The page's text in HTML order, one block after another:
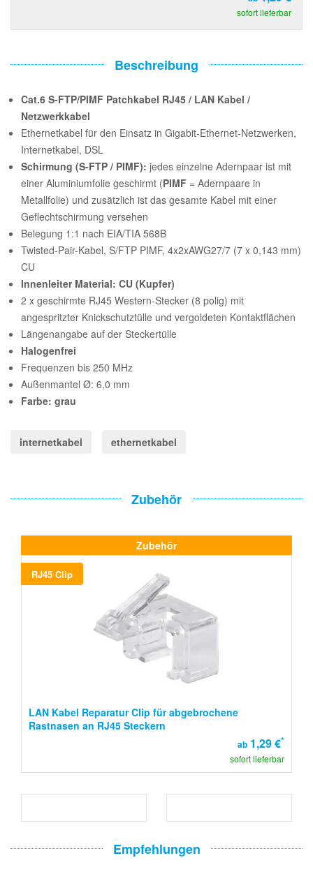
sofort lieferbar
Beschreibung
Cat.6 S-FTP/PIMF Patchkabel RJ45 / LAN Kabel /
Netzwerkkabel
Ethernetkabel für den Einsatz in Gigabit-Ethernet-Netzwerken,
Internetkabel, DSL
Schirmung (S-FTP / PIMF): jedes einzelne Adernpaar ist mit
einer Aluminiumfolie geschirmt (PIMF = Adernpaare in
Metallfolie) und zusätzlich ist das gesamte Kabel mit einer
Geflechtschirmung versehen
Belegung 1:1 nach EIA/TIA 568B
Twisted-Pair-Kabel, S/FTP PIMF, 4x2xAWG27/7 (7 x 0,143 mm)
CU
Innenleiter Material: CU (Kupfer)
2 x geschirmte RJ45 Western-Stecker (8 polig) mit
angespritzter Knickschutztülle und vergoldeten Kontaktflächen
Längenangabe auf der Steckertülle
Halogenfrei
Frequenzen bis 250 MHz
Außenmantel Ø: 6,0 mm
Farbe: grau
internetkabel ethernetkabel
Zubehör
Zubehör
RJ45 Clip
LAN Kabel Reparatur Clip für abgebrochene
Rastnasen an RJ45 Steckern
ab 1,29 €*
sofort lieferbar
Empfehlungen